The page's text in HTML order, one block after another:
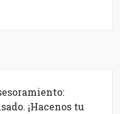
¡Hacenos tu